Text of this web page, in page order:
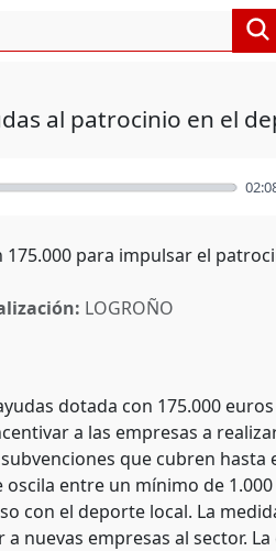
al patrocinio en el
para impulsar el
LOGROÑO
dotada con 175.000
a las empresas a
que cubren hasta
entre un mínimo de
con el deporte local. La
nuevas empresas al sector.